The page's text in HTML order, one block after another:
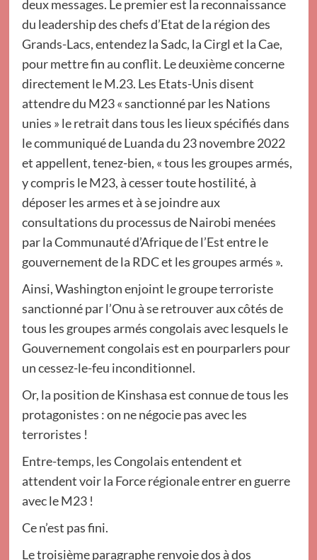
deux messages. Le premier est la reconnaissance
du leadership des chefs d’Etat de la région des
Grands-Lacs, entendez la Sadc, la Cirgl et la Cae,
pour mettre fin au conflit. Le deuxième concerne
directement le M.23. Les Etats-Unis disent
attendre du M23 « sanctionné par les Nations
unies » le retrait dans tous les lieux spécifiés dans
le communiqué de Luanda du 23 novembre 2022
et appellent, tenez-bien, « tous les groupes armés,
y compris le M23, à cesser toute hostilité, à
déposer les armes et à se joindre aux
consultations du processus de Nairobi menées
par la Communauté d’Afrique de l’Est entre le
gouvernement de la RDC et les groupes armés ».
Ainsi, Washington enjoint le groupe terroriste
sanctionné par l’Onu à se retrouver aux côtés de
tous les groupes armés congolais avec lesquels le
Gouvernement congolais est en pourparlers pour
un cessez-le-feu inconditionnel.
Or, la position de Kinshasa est connue de tous les
protagonistes : on ne négocie pas avec les
terroristes !
Entre-temps, les Congolais entendent et
attendent voir la Force régionale entrer en guerre
avec le M23 !
Ce n’est pas fini.
Le troisième paragraphe renvoie dos à dos